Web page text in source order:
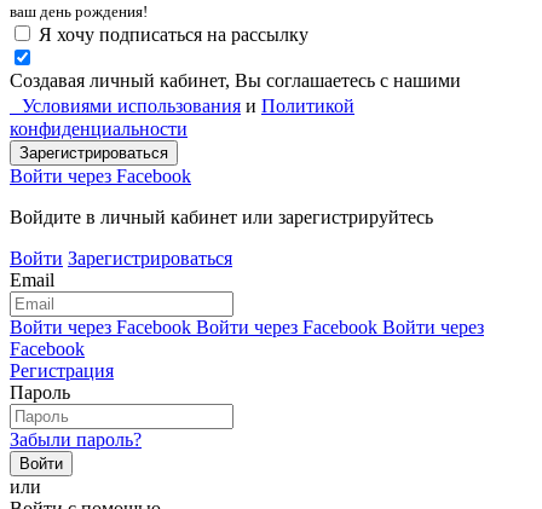
ваш день рождения!
Я хочу подписаться на рассылку
Создавая личный кабинет, Вы соглашаетесь с нашими
Условиями использования и Политикой
конфиденциальности
Войти через Facebook
Войдите в личный кабинет или зарегистрируйтесь
Войти Зарегистрироваться
Email
Войти через Facebook Войти через Facebook Войти через
Facebook
Регистрация
Пароль
Забыли пароль?
или